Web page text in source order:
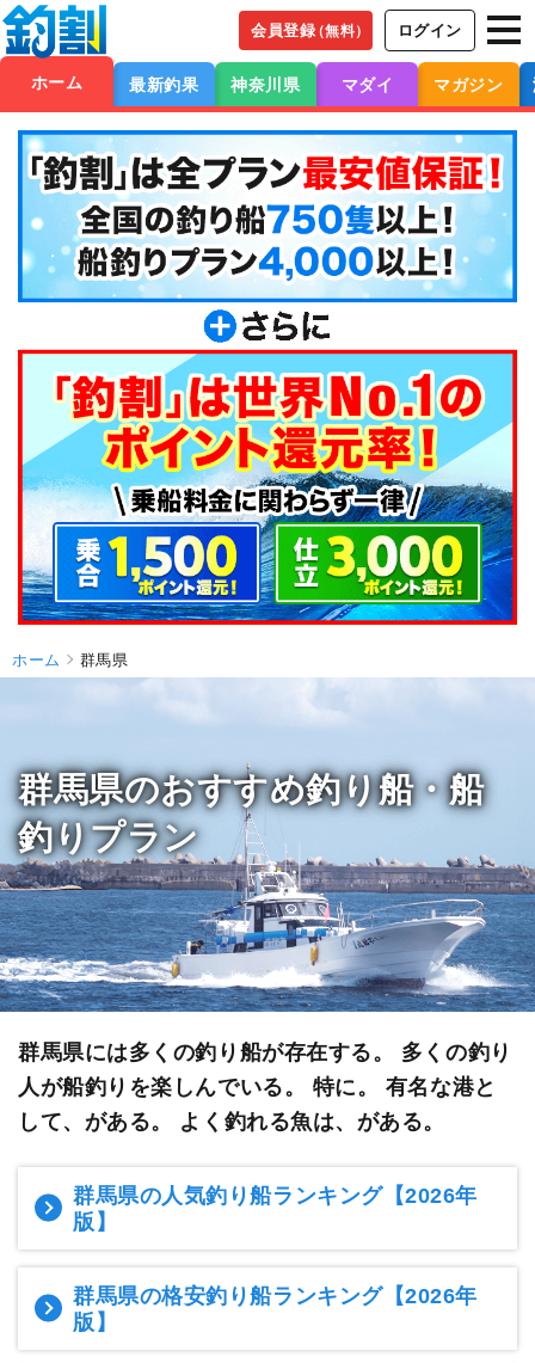
会員登録（無料） ログイン
ホーム 最新釣果 神奈川県 マダイ マガジン
ホーム 群馬県
群馬県のおすすめ釣り船・船
釣りプラン
群馬県には多くの釣り船が存在する。 多くの釣り
人が船釣りを楽しんでいる。 特に。 有名な港と
して、がある。 よく釣れる魚は、がある。
群馬県の人気釣り船ランキング【2026年
版】
群馬県の格安釣り船ランキング【2026年
版】